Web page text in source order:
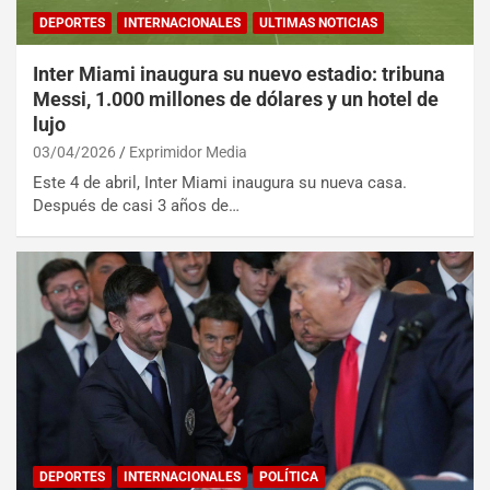
DEPORTES INTERNACIONALES ULTIMAS NOTICIAS
Inter Miami inaugura su nuevo estadio: tribuna
Messi, 1.000 millones de dólares y un hotel de
lujo
03/04/2026 Exprimidor Media
Este 4 de abril, Inter Miami inaugura su nueva casa.
Después de casi 3 años de…
DEPORTES INTERNACIONALES POLÍTICA